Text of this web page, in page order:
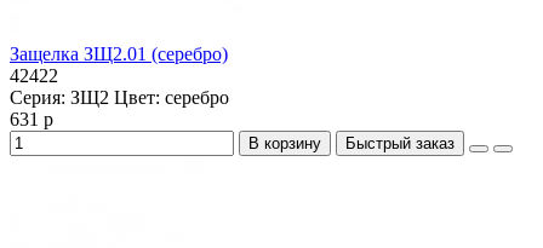
Защелка ЗЩ2.01 (серебро)
42422
Серия: ЗЩ2 Цвет: серебро
631 р
В корзину Быстрый заказ